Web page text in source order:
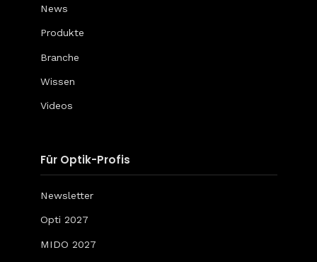
News
Produkte
Branche
Wissen
Videos
Für Optik-Profis
Newsletter
Opti 2027
MIDO 2027